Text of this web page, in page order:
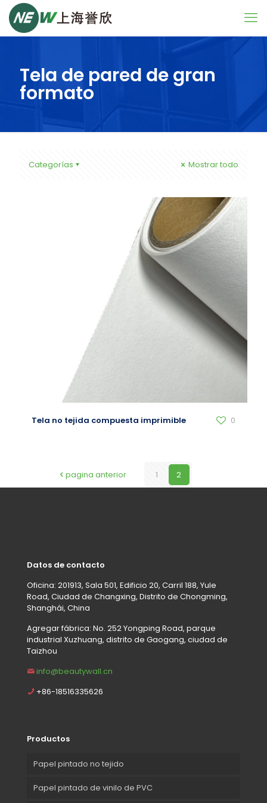
Tela de pared de gran
formato
Categorías Mostrar todo
Tela no tejida compuesta imprimible 0
pagina anterior 1 2
Datos de contacto
Oficina: 201913, Sala 501, Edificio 20, Carril 188, Yule
Road, Ciudad de Changxing, Distrito de Chongming,
Shanghái, China
Agregar fábrica: No. 252 Yongping Road, parque
industrial Xuzhuang, distrito de Gaogang, ciudad de
Taizhou
info@beautywall.cn
+86-18516335626
Productos
Papel pintado no tejido
Papel pintado de vinilo de PVC